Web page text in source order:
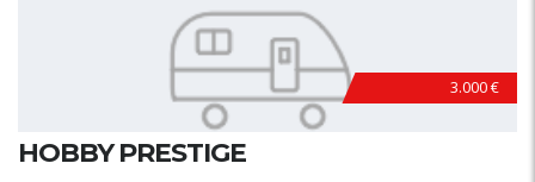
3.000 €
HOBBY PRESTIGE